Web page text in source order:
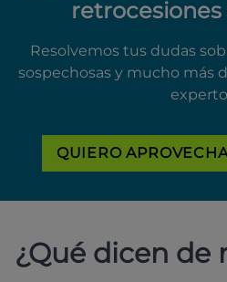
retrocesiones
Resolvemos tus dudas
sospechosas y mucho más
QUIERO
¿Qué dicen de